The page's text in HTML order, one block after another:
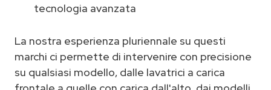
tecnologia avanzata
La nostra esperienza pluriennale su questi
marchi ci permette di intervenire con precisione
su qualsiasi modello, dalle lavatrici a carica